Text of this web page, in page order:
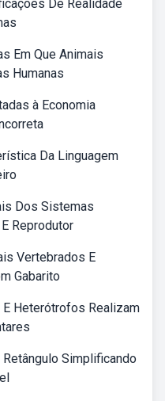
De Realidade
Em Que Animais
Humanas
à Economia
Da Linguagem
Dos Sistemas
Reprodutor
Vertebrados E
Gabarito
Heterótrofos Realizam
Simplificando